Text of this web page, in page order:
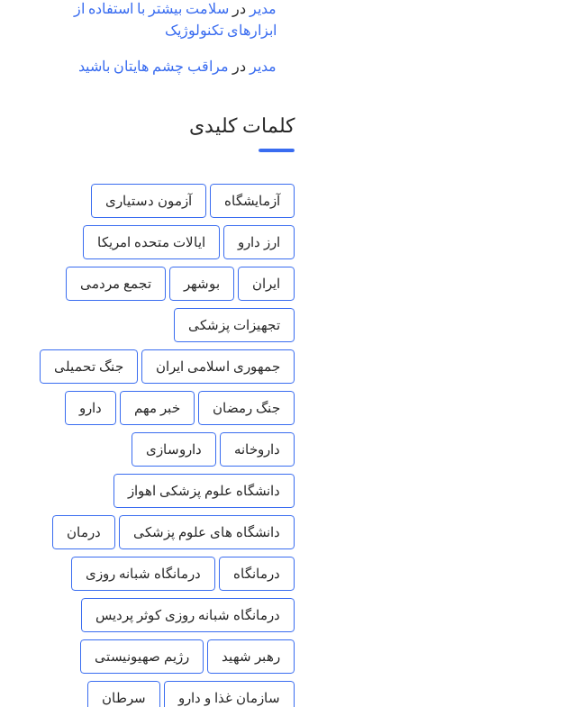
مدیر در سلامت بیشتر با استفاده از
ابزارهای تکنولوژیک
مدیر در مراقب چشم هایتان باشید
کلمات کلیدی
آزمایشگاه آزمون دستیاری
ارز دارو ایالات متحده امریکا
ایران بوشهر تجمع مردمی
تجهیزات پزشکی
جمهوری اسلامی ایران جنگ تحمیلی
جنگ رمضان خبر مهم دارو
داروخانه داروسازی
دانشگاه علوم پزشکی اهواز
دانشگاه های علوم پزشکی درمان
درمانگاه درمانگاه شبانه روزی
درمانگاه شبانه روزی کوثر پردیس
رهبر شهید رژیم صهیونیستی
سازمان غذا و دارو سرطان